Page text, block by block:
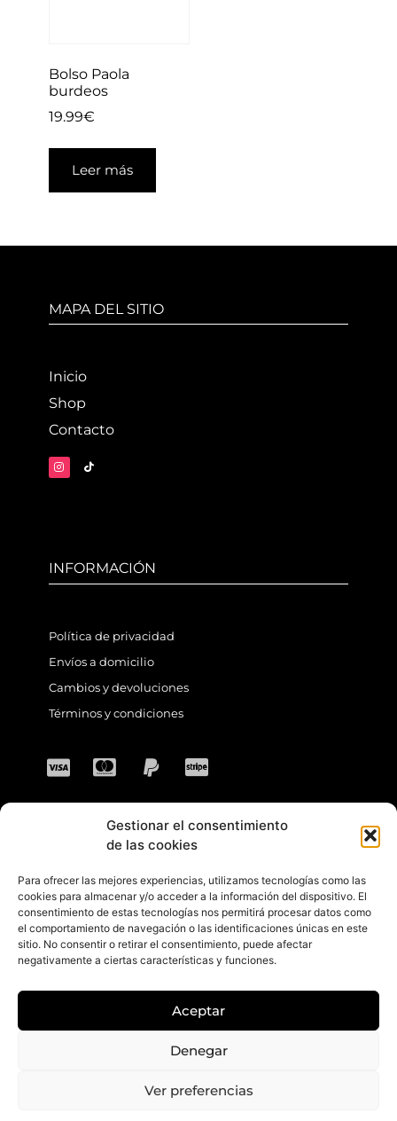
Gestionar el consentimiento
de las cookies
Para ofrecer las mejores experiencias, utilizamos tecnologías como las
cookies para almacenar y/o acceder a la información del dispositivo. El
consentimiento de estas tecnologías nos permitirá procesar datos como
el comportamiento de navegación o las identificaciones únicas en este
sitio. No consentir o retirar el consentimiento, puede afectar
negativamente a ciertas características y funciones.
Aceptar
Denegar
Ver preferencias
Bolso Paola
burdeos
19.99€
Leer más
MAPA DEL SITIO
Inicio
Shop
Contacto
INFORMACIÓN
Política de privacidad
Envíos a domicilio
Cambios y devoluciones
Términos y condiciones
CONTACTO
Dirección: C. Sta. María Magdalena, 14,
41701 Dos Hermanas, Sevilla, España
Teléfono +34 694 46 69 91
hs y 17:30 a 20:30 hs. Sábados de 10:30 a
E-mail: contacto@gretacloset.com